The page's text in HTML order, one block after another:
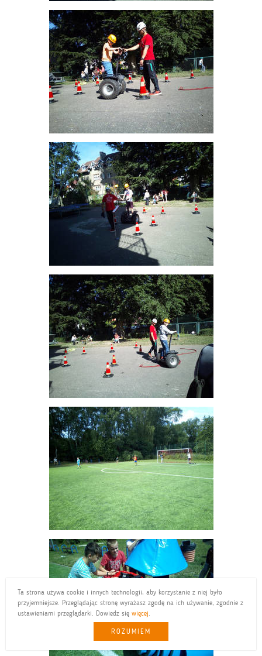
Ta strona używa cookie i innych technologii, aby korzystanie z niej było
przyjemniejsze. Przeglądając stronę wyrażasz zgodę na ich używanie, zgodnie z
ustawieniami przeglądarki. Dowiedz się więcej.
ROZUMIEM